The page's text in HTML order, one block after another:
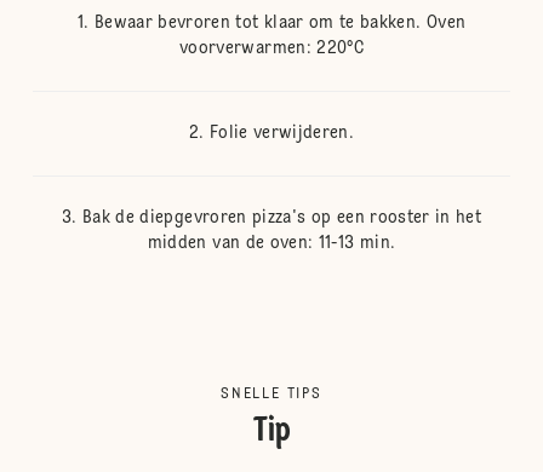
Bewaar bevroren tot klaar om te bakken. Oven
voorverwarmen: 220°C
Folie verwijderen.
Bak de diepgevroren pizza's op een rooster in het
midden van de oven: 11-13 min.
SNELLE TIPS
Tip